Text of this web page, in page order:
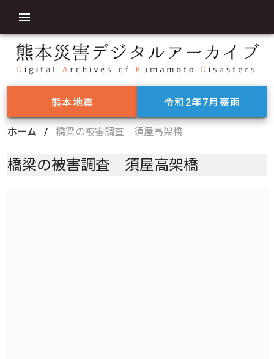
熊本地震 令和2年7月豪雨
ホーム / 橋梁の被害調査 須屋高架橋
橋梁の被害調査 須屋高架橋